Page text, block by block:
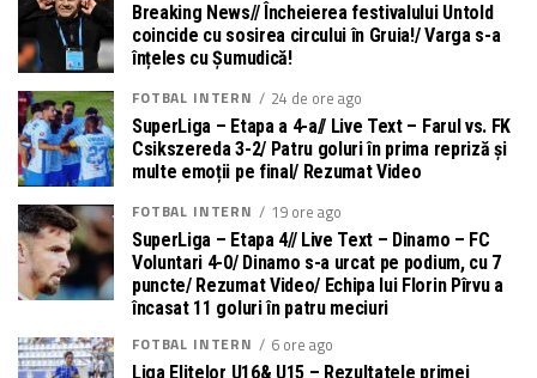
Breaking News// Încheierea festivalului Untold
coincide cu sosirea circului în Gruia!/ Varga s-a
înțeles cu Șumudică!
FOTBAL INTERN
24 de ore ago
SuperLiga – Etapa a 4-a// Live Text – Farul vs. FK
Csikszereda 3-2/ Patru goluri în prima repriză și
multe emoții pe final/ Rezumat Video
FOTBAL INTERN
19 ore ago
SuperLiga – Etapa 4// Live Text – Dinamo – FC
Voluntari 4-0/ Dinamo s-a urcat pe podium, cu 7
puncte/ Rezumat Video/ Echipa lui Florin Pîrvu a
încasat 11 goluri în patru meciuri
FOTBAL INTERN
6 ore ago
Liga Elitelor U16& U15 – Rezultatele primei